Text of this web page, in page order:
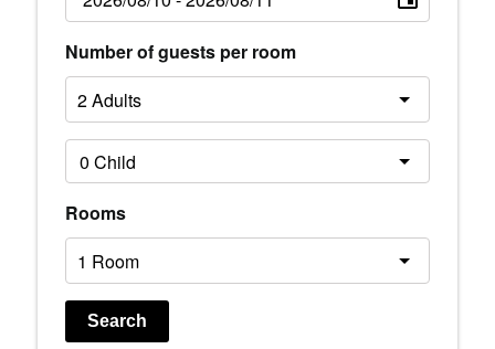
Number of guests per room
Rooms
Search